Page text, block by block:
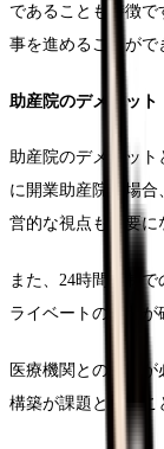
であることも特徴
事を進めることがで
助産院のデメリット
助産院のデメリッ
に開業助産院の場
営的な視点も必要に
また、24時間体制
ライベートの時間が
医療機関との連携
構築が課題となるこ